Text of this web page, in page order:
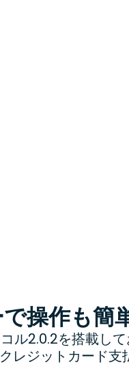
操作も簡
ル2.0.2を搭載し
レジットカード支